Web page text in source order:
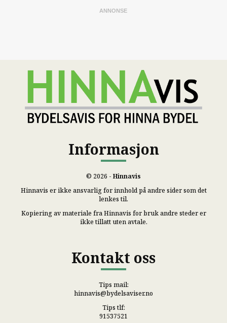
Informasjon
© 2026 - Hinnavis
Hinnavis er ikke ansvarlig for innhold på andre sider som det
lenkes til.
Kopiering av materiale fra Hinnavis for bruk andre steder er
ikke tillatt uten avtale.
Kontakt oss
Tips mail:
hinnavis@bydelsaviser.no
Tips tlf:
91537521